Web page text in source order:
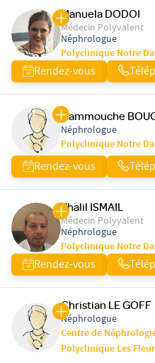
Manuela DODOI
Médecin Polyvalent
Néphrologue
Polyclinique Notre
Rendez-vous
Hammouche
Néphrologue
Polyclinique Notre
Rendez-vous
Khalil ISMAIL
Médecin Polyvalent
Néphrologue
Polyclinique Notre
Rendez-vous
Christian LE GOFF
Néphrologue
Centre de
Polyclinique Les